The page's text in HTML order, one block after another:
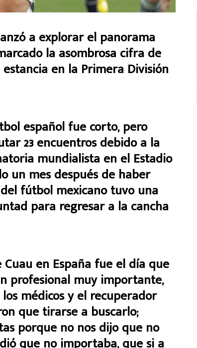
a explorar el panorama
la asombrosa cifra de
en la Primera División
español fue corto, pero
23 encuentros debido a la
mundialista en el Estadio
un mes después de haber
fútbol mexicano tuvo una
para regresar a la cancha
en España fue el día que
profesional muy importante,
médicos y el recuperador
que tirarse a buscarlo;
porque no nos dijo que no
que no importaba, que si a